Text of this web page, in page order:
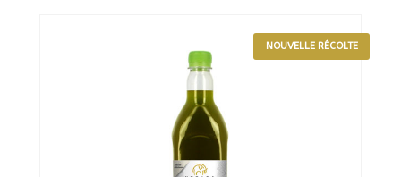
NOUVELLE RÉCOLTE